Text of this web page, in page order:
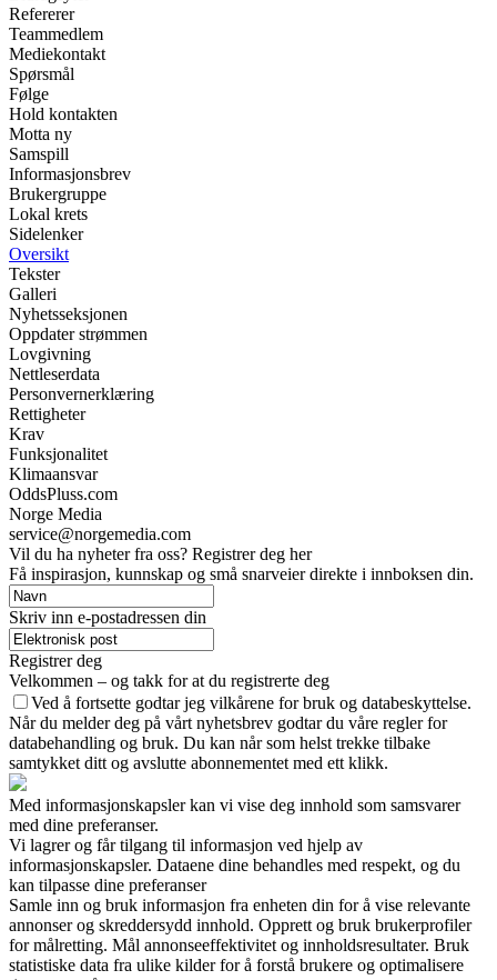
Refererer
Teammedlem
Mediekontakt
Spørsmål
Følge
Hold kontakten
Motta ny
Samspill
Informasjonsbrev
Brukergruppe
Lokal krets
Sidelenker
Oversikt
Tekster
Galleri
Nyhetsseksjonen
Oppdater strømmen
Lovgivning
Nettleserdata
Personvernerklæring
Rettigheter
Krav
Funksjonalitet
Klimaansvar
OddsPluss.com
Norge Media
service@norgemedia.com
Vil du ha nyheter fra oss? Registrer deg her
Få inspirasjon, kunnskap og små snarveier direkte i innboksen din.
Skriv inn e-postadressen din
Registrer deg
Velkommen – og takk for at du registrerte deg
Ved å fortsette godtar jeg vilkårene for bruk og databeskyttelse.
Når du melder deg på vårt nyhetsbrev godtar du våre regler for
databehandling og bruk. Du kan når som helst trekke tilbake
samtykket ditt og avslutte abonnementet med ett klikk.
Med informasjonskapsler kan vi vise deg innhold som samsvarer
med dine preferanser.
Vi lagrer og får tilgang til informasjon ved hjelp av
informasjonskapsler. Dataene dine behandles med respekt, og du
kan tilpasse dine preferanser
Samle inn og bruk informasjon fra enheten din for å vise relevante
annonser og skreddersydd innhold. Opprett og bruk brukerprofiler
for målretting. Mål annonseeffektivitet og innholdsresultater. Bruk
statistiske data fra ulike kilder for å forstå brukere og optimalisere